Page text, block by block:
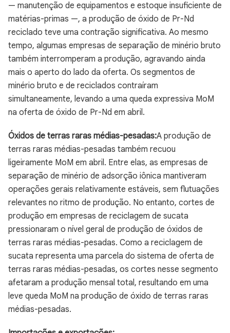
— manutenção de equipamentos e estoque insuficiente de
matérias-primas —, a produção de óxido de Pr-Nd
reciclado teve uma contração significativa. Ao mesmo
tempo, algumas empresas de separação de minério bruto
também interromperam a produção, agravando ainda
mais o aperto do lado da oferta. Os segmentos de
minério bruto e de reciclados contraíram
simultaneamente, levando a uma queda expressiva MoM
na oferta de óxido de Pr-Nd em abril.
Óxidos de terras raras médias-pesadas:A produção de
terras raras médias-pesadas também recuou
ligeiramente MoM em abril. Entre elas, as empresas de
separação de minério de adsorção iônica mantiveram
operações gerais relativamente estáveis, sem flutuações
relevantes no ritmo de produção. No entanto, cortes de
produção em empresas de reciclagem de sucata
pressionaram o nível geral de produção de óxidos de
terras raras médias-pesadas. Como a reciclagem de
sucata representa uma parcela do sistema de oferta de
terras raras médias-pesadas, os cortes nesse segmento
afetaram a produção mensal total, resultando em uma
leve queda MoM na produção de óxido de terras raras
médias-pesadas.